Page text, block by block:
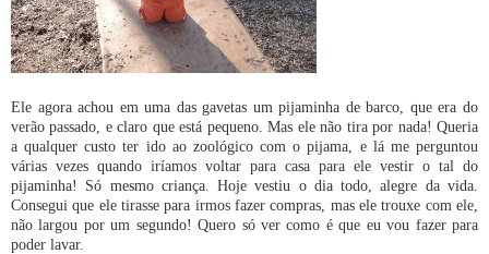
Ele agora achou em uma das gavetas um pijaminha de barco, que era do
verão passado, e claro que está pequeno. Mas ele não tira por nada! Queria
a qualquer custo ter ido ao zoológico com o pijama, e lá me perguntou
várias vezes quando iríamos voltar para casa para ele vestir o tal do
pijaminha! Só mesmo criança. Hoje vestiu o dia todo, alegre da vida.
Consegui que ele tirasse para irmos fazer compras, mas ele trouxe com ele,
não largou por um segundo! Quero só ver como é que eu vou fazer para
poder lavar.